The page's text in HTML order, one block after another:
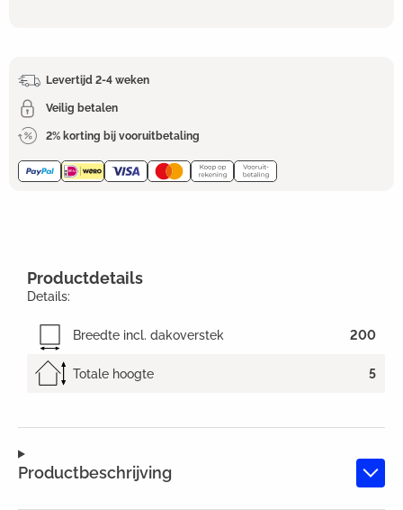
Levertijd 2-4 weken
Veilig betalen
2% korting bij vooruitbetaling
Productbeschrijving
Productdetails
Details:
Breedte incl. dakoverstek 200
Totale hoogte 5